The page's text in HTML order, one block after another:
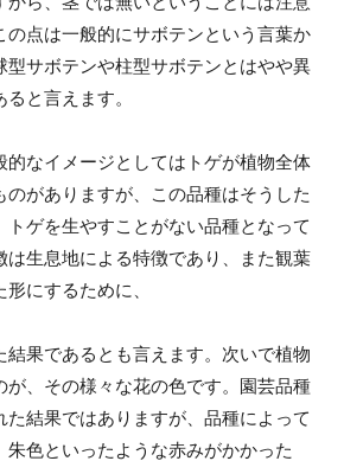
の点は一般的にサボテンという言葉か
型サボテンや柱型サボテンとはやや異
と言えます。
的なイメージとしてはトゲが植物全体
のがありますが、この品種はそうした
トゲを生やすことがない品種となって
は生息地による特徴であり、また観葉
にするために、
結果であるとも言えます。次いで植物
が、その様々な花の色です。園芸品種
た結果ではありますが、品種によって
朱色といったような赤みがかかった